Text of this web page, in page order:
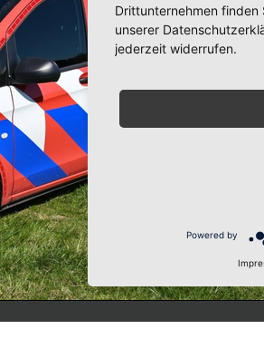
Drittunternehmen finden
unserer
jederzeit widerrufen.
Powered by